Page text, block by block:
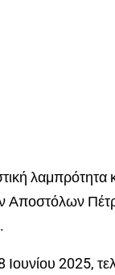
λαμπρότητα
2025,